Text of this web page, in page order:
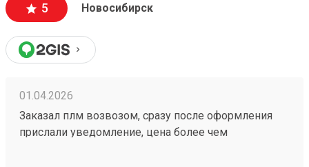
5 Новосибирск
01.04.2026
Заказал плм возвозом, сразу после оформления
прислали уведомление, цена более чем